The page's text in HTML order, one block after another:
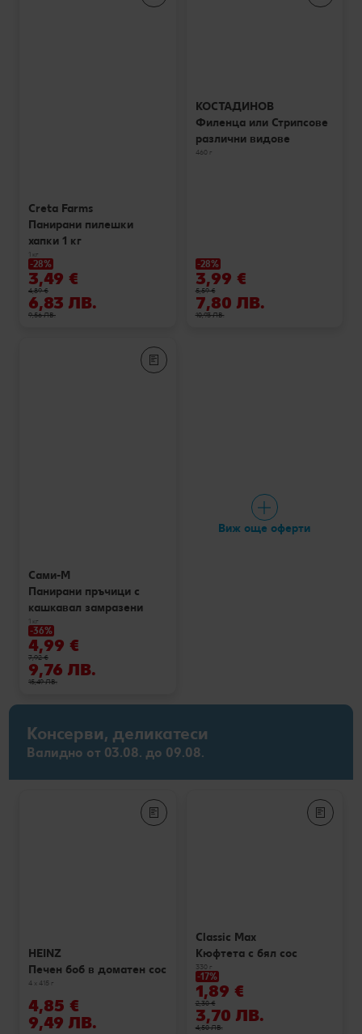
Creta Farms
Панирани пилешки
хапки 1 кг
1 кг
-28%
3,49 €
4,89 €
6,83 ЛВ.
9,56 ЛВ.
КОСТАДИНОВ
Филенца или Стрипсове
различни видове
460 г
-28%
3,99 €
5,59 €
7,80 ЛВ.
10,93 ЛВ.
Сами-М
Панирани пръчици с
кашкавал замразени
1 кг
-36%
4,99 €
7,92 €
9,76 ЛВ.
15,49 ЛВ.
Виж още оферти
Консерви, деликатеси
Валидно от 03.08. до 09.08.
HEINZ
Печен боб в доматен сос
4 x 415 г
4,85 €
9,49 ЛВ.
Classic Max
Кюфтета с бял сос
330 г
-17%
1,89 €
2,30 €
3,70 ЛВ.
4,50 ЛВ.